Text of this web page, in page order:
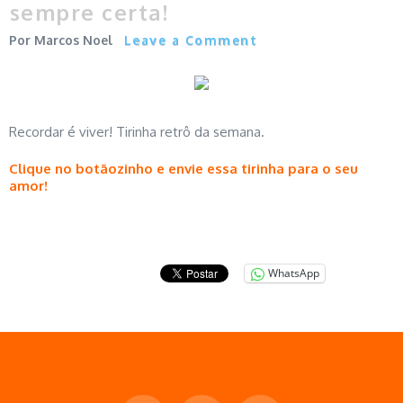
sempre certa!
Marcos Noel Leave a Comment
Recordar é viver! Tirinha retrô da semana.
Clique no botãozinho e envie essa tirinha para o seu
amor!
WhatsApp